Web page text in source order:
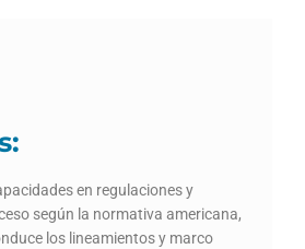
en regulaciones y
según la normativa americana,
los lineamientos y marco